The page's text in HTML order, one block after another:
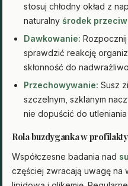
stosuj chłodny okład z
naturalny środek
Dawkowanie:
sprawdzić reakcję
skłonność do
Przechowywanie: Susz
szczelnym, szklanym
nie dopuścić do
Rola buzdyganka w
Współczesne badania nad
częściej zwracają uwagę na